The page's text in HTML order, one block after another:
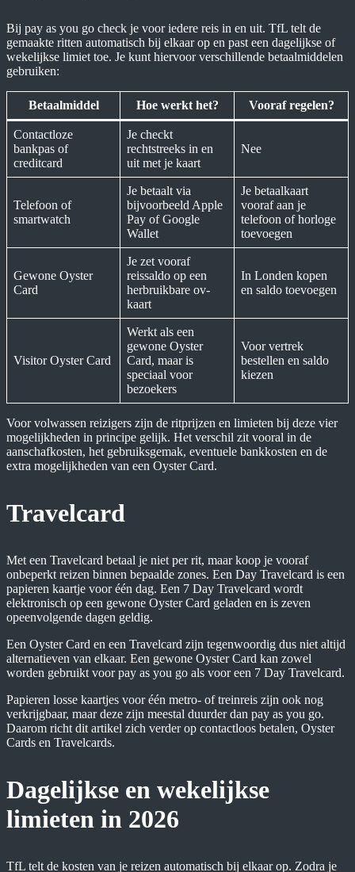
Bij pay as you go check je voor iedere reis in en uit. TfL telt de
gemaakte ritten automatisch bij elkaar op en past een dagelijkse of
wekelijkse limiet toe. Je kunt hiervoor verschillende betaalmiddelen
gebruiken:
Betaalmiddel Hoe werkt het? Vooraf regelen?
Contactloze
bankpas of
creditcard
Je checkt
rechtstreeks in en
uit met je kaart
Nee
Telefoon of
smartwatch
Je betaalt via
bijvoorbeeld Apple
Pay of Google
Wallet
Je betaalkaart
vooraf aan je
telefoon of horloge
toevoegen
Gewone Oyster
Card
Je zet vooraf
reissaldo op een
herbruikbare ov-
kaart
In Londen kopen
en saldo toevoegen
Visitor Oyster Card
Werkt als een
gewone Oyster
Card, maar is
speciaal voor
bezoekers
Voor vertrek
bestellen en saldo
kiezen
Voor volwassen reizigers zijn de ritprijzen en limieten bij deze vier
mogelijkheden in principe gelijk. Het verschil zit vooral in de
aanschafkosten, het gebruiksgemak, eventuele bankkosten en de
extra mogelijkheden van een Oyster Card.
Travelcard
Met een Travelcard betaal je niet per rit, maar koop je vooraf
onbeperkt reizen binnen bepaalde zones. Een Day Travelcard is een
papieren kaartje voor één dag. Een 7 Day Travelcard wordt
elektronisch op een gewone Oyster Card geladen en is zeven
opeenvolgende dagen geldig.
Een Oyster Card en een Travelcard zijn tegenwoordig dus niet altijd
alternatieven van elkaar. Een gewone Oyster Card kan zowel
worden gebruikt voor pay as you go als voor een 7 Day Travelcard.
Papieren losse kaartjes voor één metro- of treinreis zijn ook nog
verkrijgbaar, maar deze zijn meestal duurder dan pay as you go.
Daarom richt dit artikel zich verder op contactloos betalen, Oyster
Cards en Travelcards.
Dagelijkse en wekelijkse
limieten in 2026
TfL telt de kosten van je reizen automatisch bij elkaar op. Zodra je